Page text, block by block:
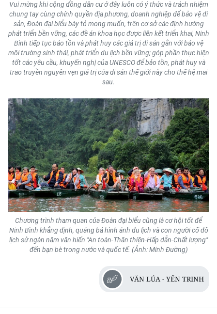
Vui mừng khi cộng đồng dân cư ở đây luôn có ý thức và trách nhiệm
chung tay cùng chính quyền địa phương, doanh nghiệp để bảo vệ di
sản, Đoàn đại biểu bày tỏ mong muốn, trên cơ sở các định hướng
phát triển bền vững, các đề án khoa học được liên kết triển khai, Ninh
Bình tiếp tục bảo tồn và phát huy các giá trị di sản gắn với bảo vệ
môi trường sinh thái, phát triển du lịch bền vững; góp phần thực hiện
tốt các yêu cầu, khuyến nghị của UNESCO để bảo tồn, phát huy và
trao truyền nguyên vẹn giá trị của di sản thế giới này cho thế hệ mai
sau.
Chương trình tham quan của Đoàn đại biểu cũng là cơ hội tốt để
Ninh Bình khẳng định, quảng bá hình ảnh du lịch và con người cố đô
lịch sử ngàn năm văn hiến "An toàn-Thân thiện-Hấp dẫn-Chất lượng"
đến bạn bè trong nước và quốc tế. (Ảnh: Minh Đường)
VĂN LÚA - YẾN TRINH